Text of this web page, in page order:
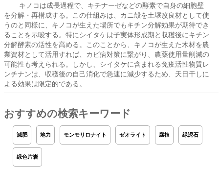
キノコは成長過程で、キチナーゼなどの酵素で自身の細胞壁
を分解・再構成する。この仕組みは、カニ殻を土壌改良材として使
うのと同様に、キノコが生えた場所でもキチン分解効果が期待でき
ることを示唆する。特にシイタケは子実体形成期と収穫後にキチン
分解酵素の活性を高める。このことから、キノコが生えた木材を農
業資材として活用すれば、カビ病対策に繋がり、農薬使用量削減の
可能性も考えられる。しかし、シイタケに含まれる免疫活性物質レ
ンチナンは、収穫後の自己消化で急速に減少するため、天日干しに
よる効果は限定的である。
おすすめの検索キーワード
減肥 地力 モンモリロナイト ゼオライト 腐植 緑泥石
緑色片岩